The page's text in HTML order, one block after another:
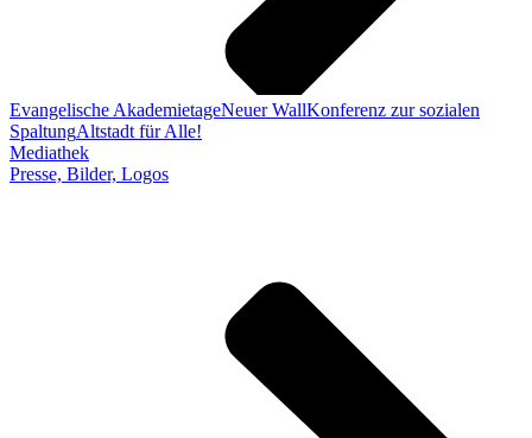
Evangelische AkademietageNeuer WallKonferenz zur sozialen
SpaltungAltstadt für Alle!
Mediathek
Presse, Bilder, Logos